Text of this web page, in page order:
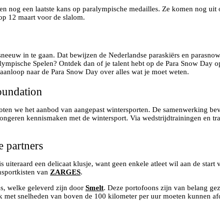
nog een laatste kans op paralympische medailles. Ze komen nog
12 maart voor de slalom.
in te gaan. Dat bewijzen de Nederlandse paraskiërs en
Spelen? Ontdek dan of je talent hebt op de Para Snow Day
naar de Para Snow Day over alles wat je moet weten.
we het aanbod van aangepast wintersporten. De samenwerking
kennismaken met de wintersport. Via wedstrijdtrainingen en
partners
uiteraard een delicaat klusje, want geen enkele atleet wil aan de
van ZARGES.
welke geleverd zijn door Smelt. Deze portofoons zijn van belang
snelheden van boven de 100 kilometer per uur moeten kunnen